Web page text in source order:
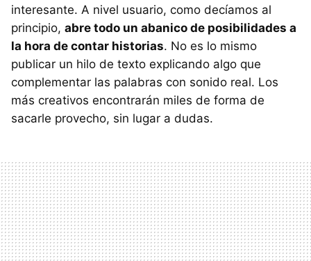
interesante. A nivel usuario, como decíamos al
principio, abre todo un abanico de posibilidades a
la hora de contar historias. No es lo mismo
publicar un hilo de texto explicando algo que
complementar las palabras con sonido real. Los
más creativos encontrarán miles de forma de
sacarle provecho, sin lugar a dudas.